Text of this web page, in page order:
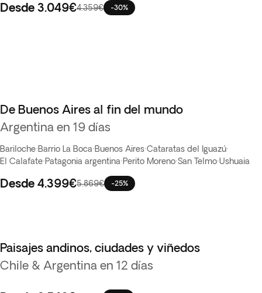
Desde 3.049€4.359€ -30%
Top ventas
De Buenos Aires al fin del mundo
Argentina en 19 días
Bariloche·Barrio La Boca·Buenos Aires·Cataratas del Iguazú·
El Calafate·Patagonia argentina·Perito Moreno·San Telmo·Ushuaia
Desde 4.399€5.869€ -25%
Paisajes andinos, ciudades y viñedos
Chile & Argentina en 12 días